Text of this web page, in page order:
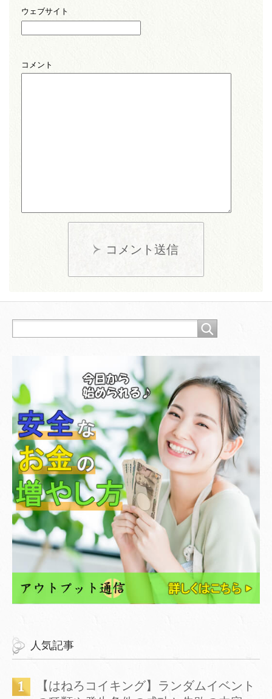
ウェブサイト
コメント
コメント送信
人気記事
【はねろコイキング】ランダムイベント